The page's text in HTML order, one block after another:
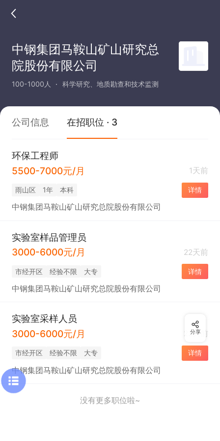
中钢集团马鞍山矿山研究总
院股份有限公司
100-1000人 科学研究、地质勘查和技术监测
公司信息 在招职位 · 3
环保工程师
5500-7000元/月
1天前
雨山区 1年 本科 详情
中钢集团马鞍山矿山研究总院股份有限公司
实验室样品管理员
3000-6000元/月
22天前
市经开区 经验不限 大专 详情
中钢集团马鞍山矿山研究总院股份有限公司
实验室采样人员
3000-6000元/月
22天前
市经开区 经验不限 大专 详情
中钢集团马鞍山矿山研究总院股份有限公司
没有更多职位啦~
分享